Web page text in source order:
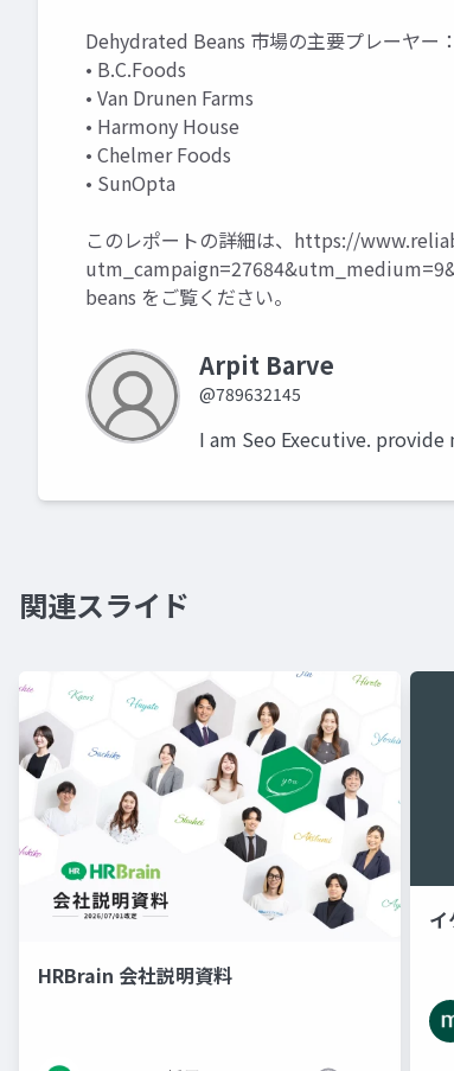
Dehydrated Beans 市場の主要プレーヤー：
• B.C.Foods
• Van Drunen Farms
• Harmony House
• Chelmer Foods
• SunOpta
このレポートの詳細は、 https://
beans をご覧ください。
Arpit Barve
@789632145
I am Seo Executive.
関連スライド
HRBrain 会社説明資料